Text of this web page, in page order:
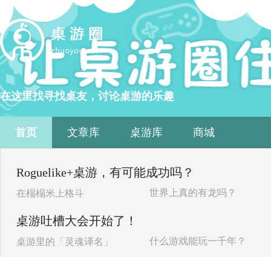
在这里找寻找桌友，讨论桌游的乐趣
首页 文章库 桌游库 商城
Roguelike+桌游，有可能成功吗？
在榻榻米上格斗 世界上真的有龙吗？
桌游吐槽大会开始了！
桌游里的「灵魂译名」 什么游戏能玩一千年？